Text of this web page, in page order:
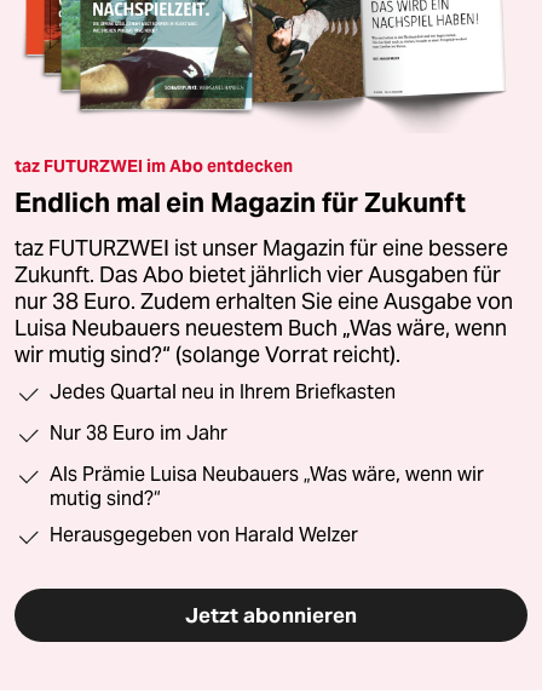
taz FUTURZWEI im Abo entdecken
Endlich mal ein Magazin für Zukunft
taz FUTURZWEI ist unser Magazin für eine bessere
Zukunft. Das Abo bietet jährlich vier Ausgaben für
nur 38 Euro. Zudem erhalten Sie eine Ausgabe von
Luisa Neubauers neuestem Buch „Was wäre, wenn
wir mutig sind?“ (solange Vorrat reicht).
Jedes Quartal neu in Ihrem Briefkasten
Nur 38 Euro im Jahr
Als Prämie Luisa Neubauers „Was wäre, wenn wir
mutig sind?“
Herausgegeben von Harald Welzer
Jetzt abonnieren